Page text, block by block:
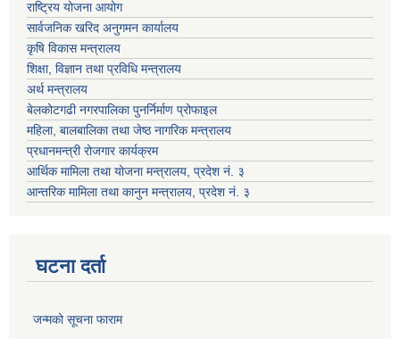
राष्ट्रिय योजना आयोग
सार्वजनिक खरिद अनुगमन कार्यालय
कृषि विकास मन्त्रालय
शिक्षा, विज्ञान तथा प्रविधि मन्त्रालय
अर्थ मन्त्रालय
बेलकोटगढी नगरपालिका पुनर्निर्माण प्रोफाइल
महिला, बालबालिका तथा जेष्ठ नागरिक मन्त्रालय
प्रधानमन्त्री रोजगार कार्यक्रम
आर्थिक मामिला तथा योजना मन्त्रालय, प्रदेश नं. ३
आन्तरिक मामिला तथा कानुन मन्त्रालय, प्रदेश नं. ३
घटना दर्ता
जन्मको सूचना फाराम